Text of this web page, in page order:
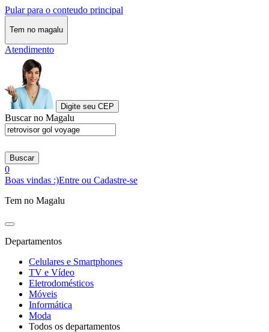
Pular para o conteudo principal
Tem no magalu
Atendimento
Digite seu CEP
Buscar no Magalu
Buscar
0
Boas vindas :)Entre ou Cadastre-se
Tem no Magalu
Departamentos
Celulares e Smartphones
TV e Vídeo
Eletrodomésticos
Móveis
Informática
Moda
Todos os departamentos